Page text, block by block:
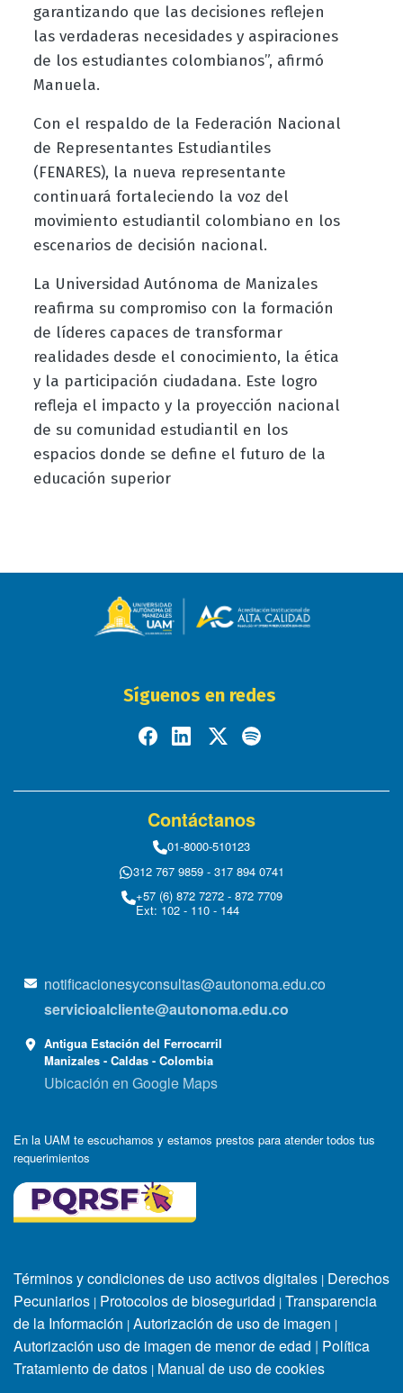
garantizando que las decisiones reflejen
las verdaderas necesidades y aspiraciones
de los estudiantes colombianos”, afirmó
Manuela.
Con el respaldo de la Federación Nacional
de Representantes Estudiantiles
(FENARES), la nueva representante
continuará fortaleciendo la voz del
movimiento estudiantil colombiano en los
escenarios de decisión nacional.
La Universidad Autónoma de Manizales
reafirma su compromiso con la formación
de líderes capaces de transformar
realidades desde el conocimiento, la ética
y la participación ciudadana. Este logro
refleja el impacto y la proyección nacional
de su comunidad estudiantil en los
espacios donde se define el futuro de la
educación superior
Síguenos en redes
Contáctanos
01-8000-510123
312 767 9859 - 317 894 0741
+57 (6) 872 7272 - 872 7709
Ext: 102 - 110 - 144
notificacionesyconsultas@autonoma.edu.co
servicioalcliente@autonoma.edu.co
Antigua Estación del Ferrocarril
Manizales - Caldas - Colombia
Ubicación en Google Maps
En la UAM te escuchamos y estamos prestos para atender todos tus
requerimientos
Términos y condiciones de uso activos digitales | Derechos
Pecuniarios | Protocolos de bioseguridad | Transparencia
de la Información | Autorización de uso de imagen |
Autorización uso de imagen de menor de edad | Política
Tratamiento de datos | Manual de uso de cookies